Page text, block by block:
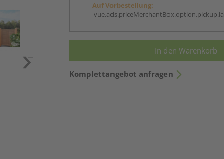
Auf Vorbestellung:
In den Warenkorb
Komplettangebot anfragen